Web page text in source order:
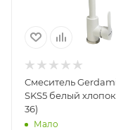
Cмеситель
SKS5 белый
36)
Мало